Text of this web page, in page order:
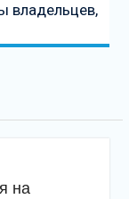
владельцев,
на